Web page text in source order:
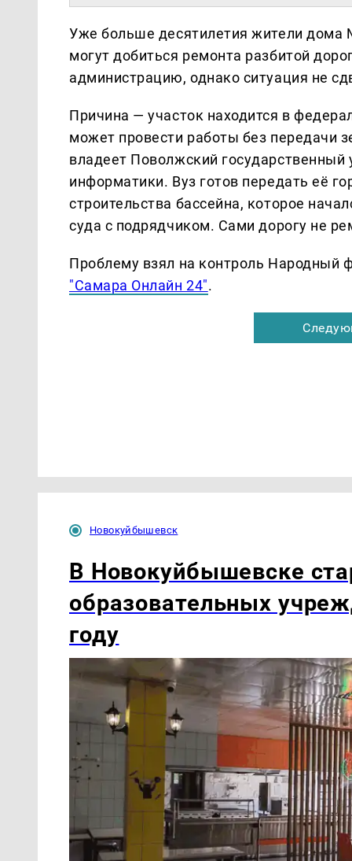
Уже больше десятилетия жители дома
могут добиться ремонта разбитой
администрацию, однако ситуация не
Причина — участок находится в
может провести работы без передачи
владеет Поволжский государственный
информатики. Вуз готов передать её
строительства бассейна, которое
суда с подрядчиком. Сами дорогу не
Проблему взял на контроль Народный
"Самара Онлайн 24".
Новокуйбышевск
В Новокуйбышевске
образовательных
году